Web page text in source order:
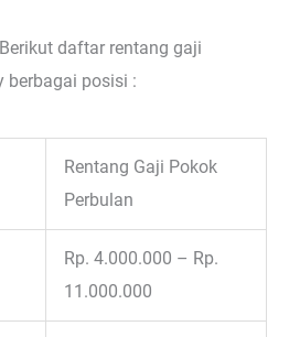
daftar rentang gaji
berbagai posisi :
Rentang Gaji Pokok
Perbulan
Rp. 4.000.000 – Rp.
11.000.000